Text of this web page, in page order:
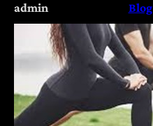
admin Blog